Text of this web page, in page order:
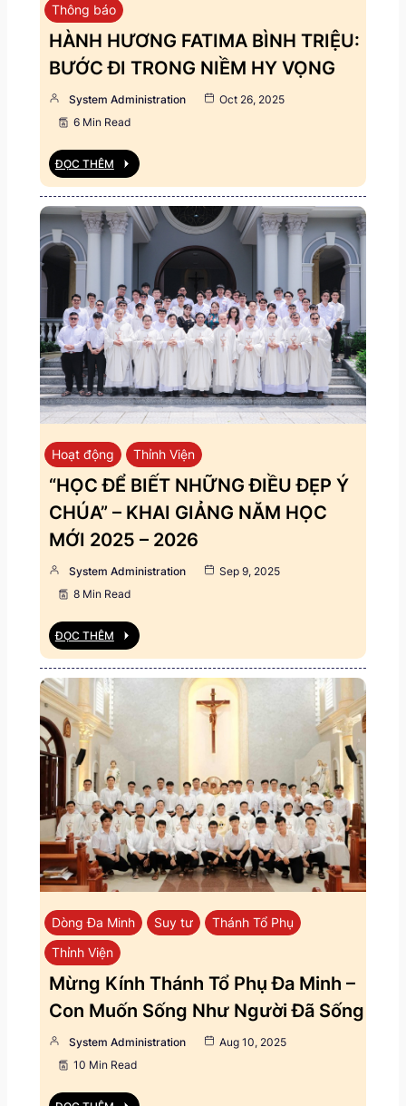
Thông báo
HÀNH HƯƠNG FATIMA BÌNH TRIỆU:
BƯỚC ĐI TRONG NIỀM HY VỌNG
System Administration
Oct 26, 2025
6 Min Read
ĐỌC THÊM
Hoạt động Thỉnh Viện
“HỌC ĐỂ BIẾT NHỮNG ĐIỀU ĐẸP Ý
CHÚA” – KHAI GIẢNG NĂM HỌC
MỚI 2025 – 2026
System Administration
Sep 9, 2025
8 Min Read
ĐỌC THÊM
Dòng Đa Minh Suy tư
Thánh Tổ Phụ
Thỉnh Viện
Mừng Kính Thánh Tổ Phụ Đa Minh –
Con Muốn Sống Như Người Đã Sống
System Administration
Aug 10, 2025
10 Min Read